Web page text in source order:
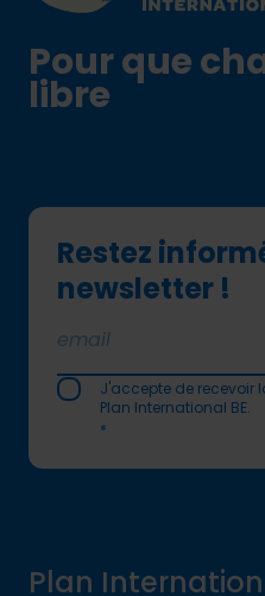
Pour que
libre
Restez
newsletter !
J'accepte de recevoir
Plan International BE.
*
Plan